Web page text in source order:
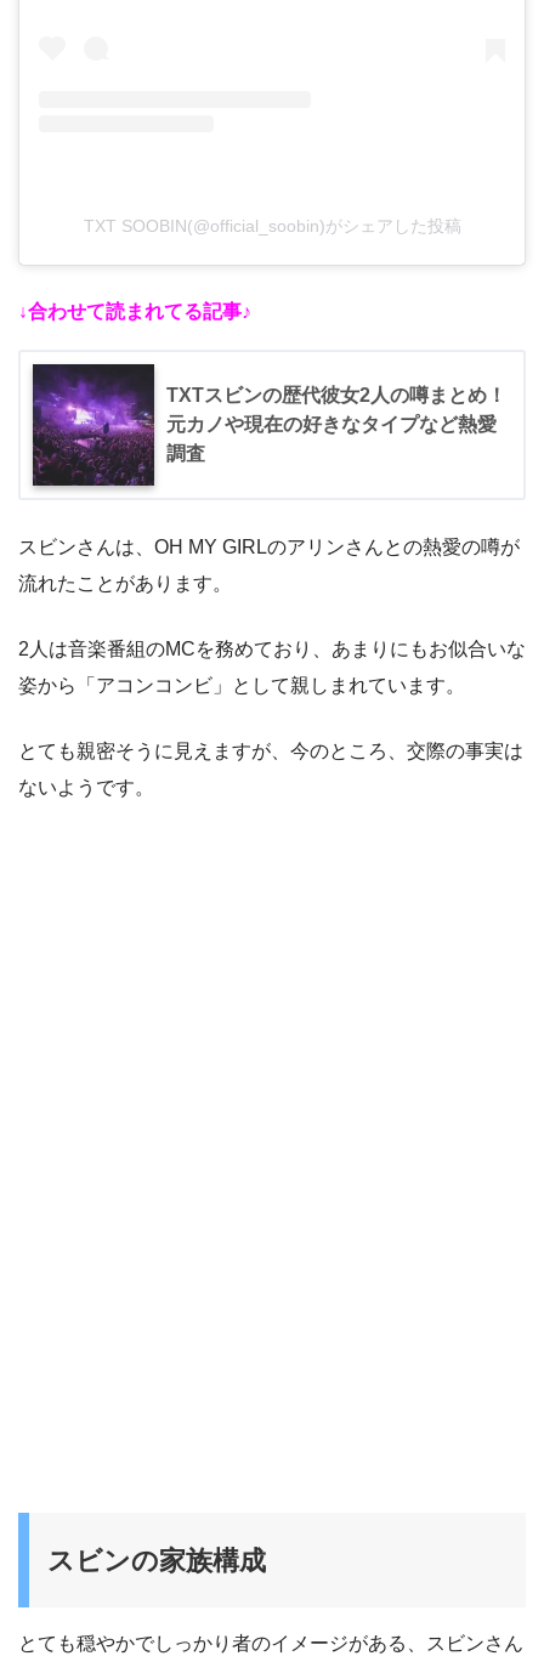
TXT SOOBIN(@official_soobin)がシェアした投稿
↓合わせて読まれてる記事♪
TXTスビンの歴代彼女2人の噂まとめ！
元カノや現在の好きなタイプなど熱愛
調査
スビンさんは、OH MY GIRLのアリンさんとの熱愛の噂が
流れたことがあります。
2人は音楽番組のMCを務めており、あまりにもお似合いな
姿から「アコンコンビ」として親しまれています。
とても親密そうに見えますが、今のところ、交際の事実は
ないようです。
スビンの家族構成
とても穏やかでしっかり者のイメージがある、スビンさん